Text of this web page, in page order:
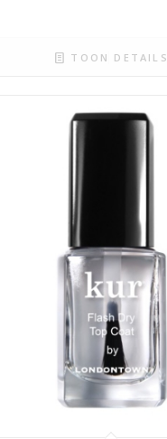
TOON DETAILS